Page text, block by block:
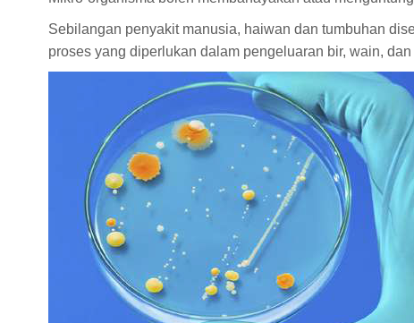
Sebilangan penyakit manusia, haiwan dan tumbuhan
proses yang diperlukan dalam pengeluaran bir, wain,